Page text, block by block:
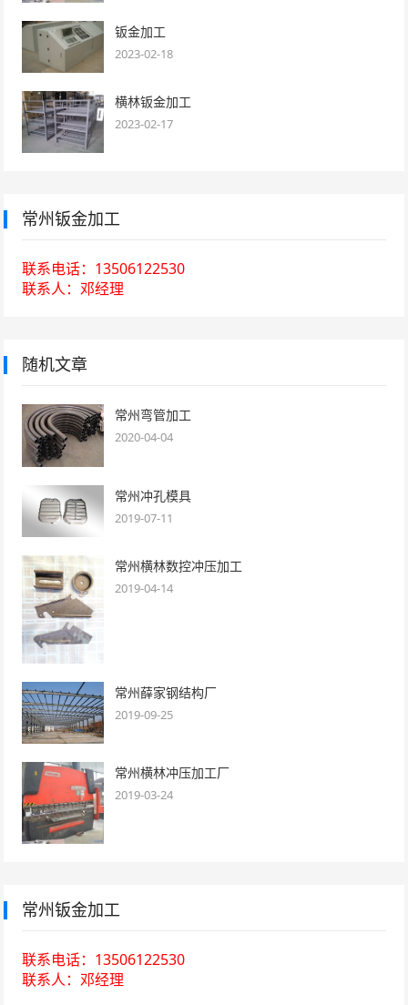
钣金加工
2023-02-18
横林钣金加工
2023-02-17
常州钣金加工
联系电话：13506122530
联系人：邓经理
随机文章
常州弯管加工
2020-04-04
常州冲孔模具
2019-07-11
常州横林数控冲压加工
2019-04-14
常州薛家钢结构厂
2019-09-25
常州横林冲压加工厂
2019-03-24
常州钣金加工
联系电话：13506122530
联系人：邓经理